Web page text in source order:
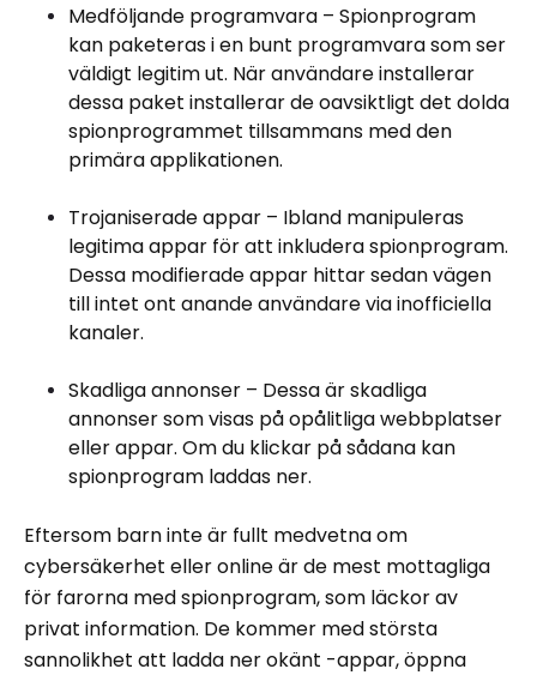
Medföljande programvara – Spionprogram
kan paketeras i en bunt programvara som ser
väldigt legitim ut. När användare installerar
dessa paket installerar de oavsiktligt det dolda
spionprogrammet tillsammans med den
primära applikationen.
Trojaniserade appar – Ibland manipuleras
legitima appar för att inkludera spionprogram.
Dessa modifierade appar hittar sedan vägen
till intet ont anande användare via inofficiella
kanaler.
Skadliga annonser – Dessa är skadliga
annonser som visas på opålitliga webbplatser
eller appar. Om du klickar på sådana kan
spionprogram laddas ner.
Eftersom barn inte är fullt medvetna om
cybersäkerhet eller online är de mest mottagliga
för farorna med spionprogram, som läckor av
privat information. De kommer med största
sannolikhet att ladda ner okänt -appar, öppna